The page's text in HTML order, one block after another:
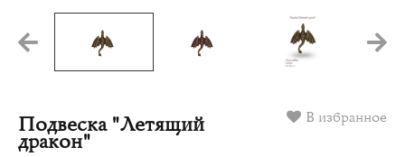
В избранное
Подвеска "Летящий
дракон"